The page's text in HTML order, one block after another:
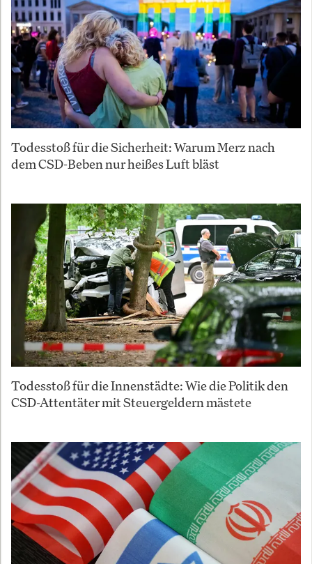
Todesstoß für die Sicherheit: Warum Merz nach
dem CSD-Beben nur heißes Luft bläst
Todesstoß für die Innenstädte: Wie die Politik den
CSD-Attentäter mit Steuergeldern mästete